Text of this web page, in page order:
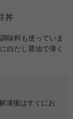
丼
味料も使っていま
白だし醤油で薄く
凍後はすぐにお